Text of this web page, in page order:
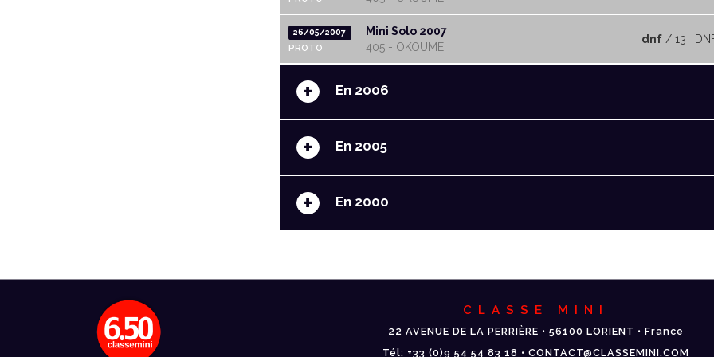
26/05/2007
PROTO
Mini Solo 2007
405 - OKOUME
dnf / 13
+ En 2006
+ En 2005
+ En 2000
CLASSE MINI
22 AVENUE DE LA PERRIÈRE • 56100 LORIENT • France
Tél: +33 (0)9 54 54 83 18 • CONTACT@CLASSEMINI.COM